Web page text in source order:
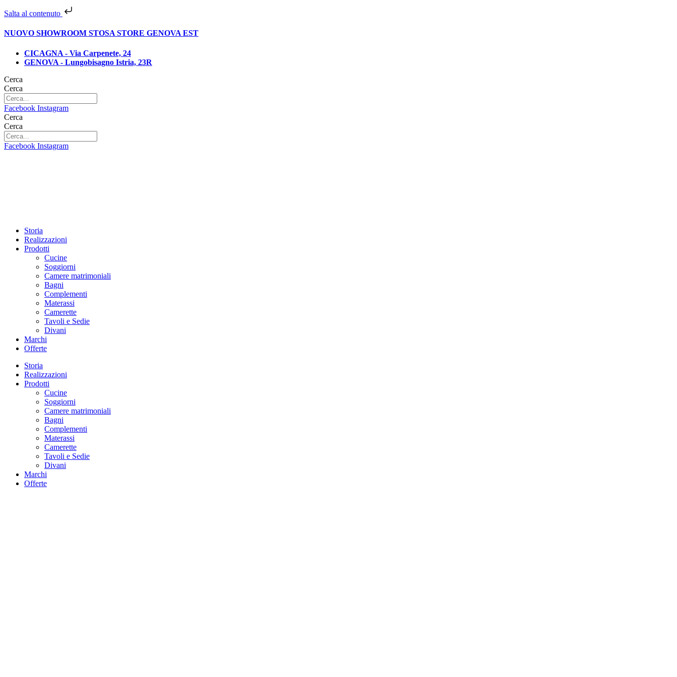
Salta al contenuto
NUOVO SHOWROOM STOSA STORE GENOVA EST
CICAGNA - Via Carpenete, 24
GENOVA - Lungobisagno Istria, 23R
Cerca
Cerca
Facebook Instagram
Cerca
Cerca
Facebook Instagram
Storia
Realizzazioni
Prodotti
Cucine
Soggiorni
Camere matrimoniali
Bagni
Complementi
Materassi
Camerette
Tavoli e Sedie
Divani
Marchi
Offerte
Storia
Realizzazioni
Prodotti
Cucine
Soggiorni
Camere matrimoniali
Bagni
Complementi
Materassi
Camerette
Tavoli e Sedie
Divani
Marchi
Offerte